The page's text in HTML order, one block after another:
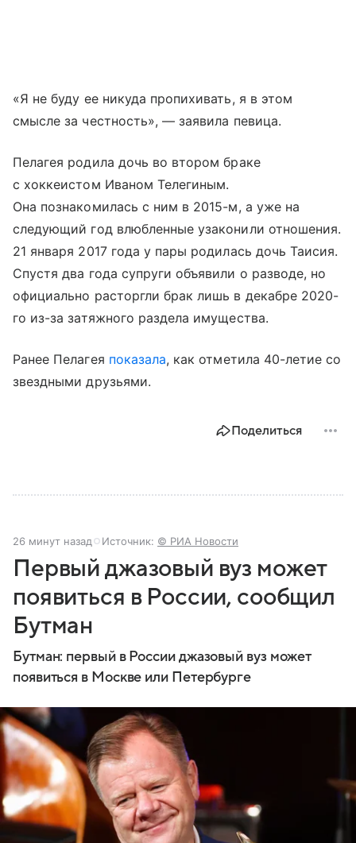
«Я не буду ее никуда пропихивать, я в этом
смысле за честность», — заявила певица.
Пелагея родила дочь во втором браке
с хоккеистом Иваном Телегиным.
Она познакомилась с ним в 2015-м, а уже на
следующий год влюбленные узаконили отношения.
21 января 2017 года у пары родилась дочь Таисия.
Спустя два года супруги объявили о разводе, но
официально расторгли брак лишь в декабре 2020-
го из-за затяжного раздела имущества.
Ранее Пелагея показала, как отметила 40-летие со
звездными друзьями.
Поделиться
26 минут назад Источник: © РИА Новости
Первый джазовый вуз может
появиться в России, сообщил
Бутман
Бутман: первый в России джазовый вуз может
появиться в Москве или Петербурге